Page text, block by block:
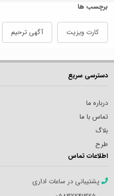
برچسب ها
کارت ویزیت آگهی ترحیم
دسترسی سریع
درباره ما
تماس با ما
بلاگ
طرح
اطلاعات تماس
پشتیبانی در ساعات اداری